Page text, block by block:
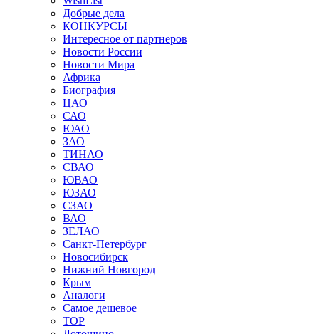
Добрые дела
КОНКУРСЫ
Интересное от партнеров
Новости России
Новости Мира
Африка
Биография
ЦАО
САО
ЮАО
ЗАО
ТИНАО
СВАО
ЮВАО
ЮЗАО
СЗАО
ВАО
ЗЕЛАО
Санкт-Петербург
Новосибирск
Нижний Новгород
Крым
Аналоги
Самое дешевое
TOP